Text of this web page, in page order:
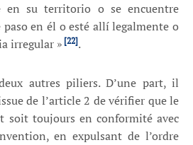
en su territorio o se encuentre
en él o esté allí legalmente o
irregular » [22].
autres piliers. D’une part, il
de l’article 2 de vérifier que le
soit toujours en conformité avec
en expulsant de l’ordre